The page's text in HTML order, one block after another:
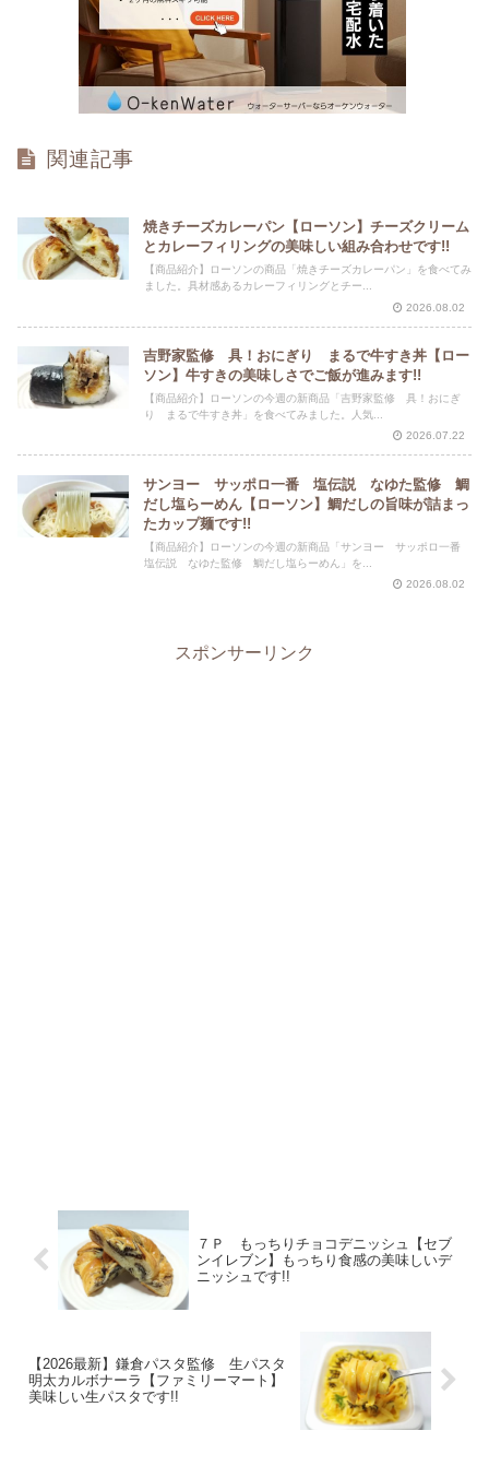
関連記事
焼きチーズカレーパン【ローソン】チーズクリーム
とカレーフィリングの美味しい組み合わせです!!
【商品紹介】ローソンの商品「焼きチーズカレーパン」を食べてみ
ました。具材感あるカレーフィリングとチー...
2026.08.02
吉野家監修 具！おにぎり まるで牛すき丼【ロー
ソン】牛すきの美味しさでご飯が進みます!!
【商品紹介】ローソンの今週の新商品「吉野家監修 具！おにぎ
り まるで牛すき丼」を食べてみました。人気...
2026.07.22
サンヨー サッポロ一番 塩伝説 なゆた監修 鯛
だし塩らーめん【ローソン】鯛だしの旨味が詰まっ
たカップ麺です!!
【商品紹介】ローソンの今週の新商品「サンヨー サッポロ一番
塩伝説 なゆた監修 鯛だし塩らーめん」を...
2026.08.02
スポンサーリンク
７Ｐ もっちりチョコデニッシュ【セブ
ンイレブン】もっちり食感の美味しいデ
ニッシュです!!
【2026最新】鎌倉パスタ監修 生パスタ
明太カルボナーラ【ファミリーマート】
美味しい生パスタです!!